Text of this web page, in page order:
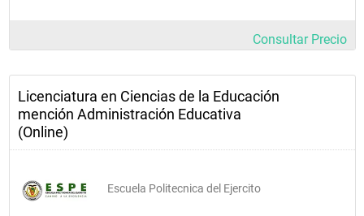
Consultar Precio
Licenciatura en Ciencias de la Educación
mención Administración Educativa
(Online)
Escuela Politecnica del Ejercito